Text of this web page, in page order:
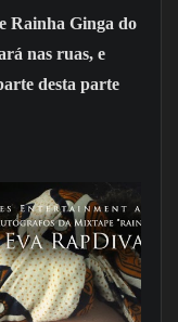
Rainha Ginga do
nas ruas, e
desta parte